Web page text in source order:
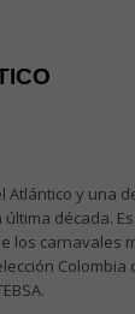
Atlántico y una
década.
los carnavales
Colombia